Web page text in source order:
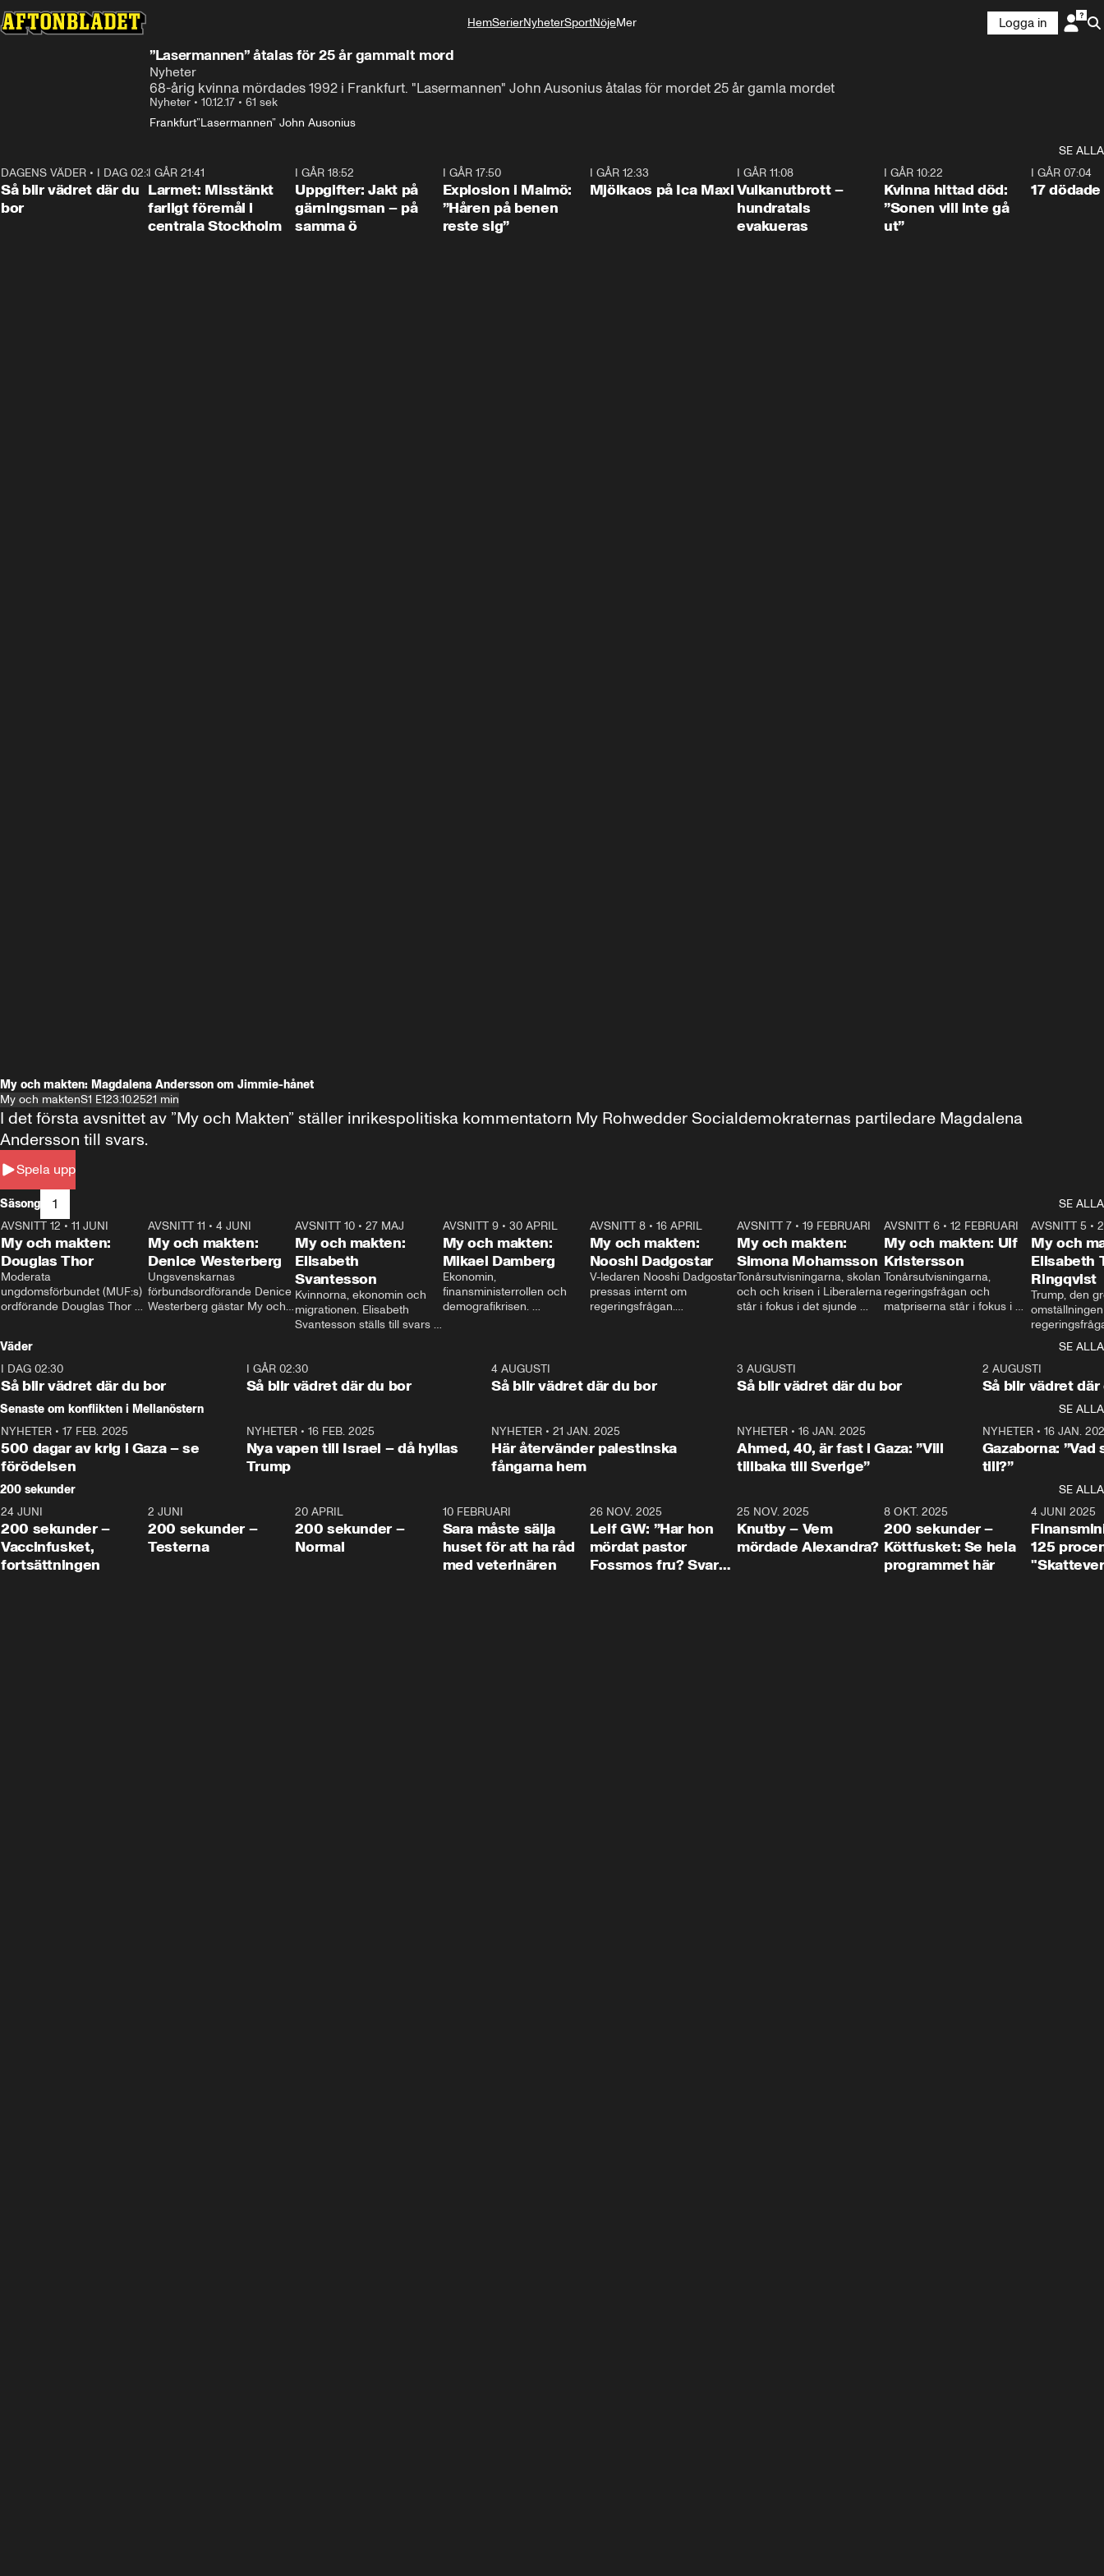
HemSerierNyheterSportNöjeMer
Logga in
”Lasermannen” åtalas för 25 år gammalt mord
Nyheter
68-årig kvinna mördades 1992 i Frankfurt. "Lasermannen" John Ausonius åtalas för mordet 25 år gamla mordet
Nyheter • 10.12.17 • 61 sek
Frankfurt”Lasermannen” John Ausonius
SE ALLA
1:06
DAGENS VÄDER • I DAG 02:30
Så blir vädret där du
bor
I GÅR 21:41
Larmet: Misstänkt
farligt föremål i
centrala Stockholm
I GÅR 18:52
Uppgifter: Jakt på
gärningsman – på
samma ö
I GÅR 17:50
Explosion i Malmö:
”Håren på benen
reste sig”
I GÅR 12:33
Mjölkaos på Ica Maxi
I GÅR 11:08
Vulkanutbrott –
hundratals
evakueras
I GÅR 10:22
Kvinna hittad död:
”Sonen vill inte gå
ut”
I GÅR 07:04
17
My och makten: Magdalena Andersson om Jimmie-hånet
My och maktenS1 E123.10.2521 min
Spela upp
I det första avsnittet av ”My och Makten” ställer inrikespolitiska kommentatorn My Rohwedder Socialdemokraternas partiledare Magdalena
Andersson till svars.
Säsong 1
SE ALLA
26:27
AVSNITT 12 • 11 JUNI
My och makten:
Douglas Thor
Moderata
ungdomsförbundet (MUF:s)
ordförande Douglas Thor
tonårsutvisningarna och hur
Moderaterna ska locka
väljare till valet i höst.
23:40
AVSNITT 11 •4 JUNI
My och makten:
Denice Westerberg
Ungsvenskarnas
förbundsordförande Denice
Westerberg gästar My och
AVSNITT 10 •27 MAJ
My och makten:
Elisabeth
Svantesson
Kvinnorna, ekonomin och
migrationen. Elisabeth
Svantesson ställs till svars
AVSNITT 9• 30 APRIL
My och makten:
Mikael Damberg
Ekonomin,
finansministerrollen och
demografikrisen.
och Makten.
AVSNITT 8• 16 APRIL
My och makten:
Nooshi Dadgostar
V-ledaren Nooshi Dadgostar
pressas internt om
regeringsfrågan.
– Vi ställer upp i val. Ska vi
vara med så sitter vi förstås
24:30
AVSNITT 7• 19 FEBRUARI
My och makten:
Simona Mohamsson
Tonårsutvisningarna, skolan
och och krisen i Liberalerna
står i fokus i det sjunde
kommentator My
Rohwedder ställer
utbildnings- och
Mohamsson till svars.
27:30
AVSNITT 6 •12 FEBRUARI
My och makten: Ulf
Kristersson
Tonårsutvisningarna,
regeringsfrågan och
matpriserna står i fokus i
Rohwedder ställer
statsminister Ulf Kristersson
AVSNITT 5 •
My och
Elisabeth
Ringqvist
Trump, den
centrum i
avsnittet av
Makten”. Se
Aftonbladets
Rohwedder
Thand Ring
Väder
SE ALLA
I DAG 02:30
Så blir vädret där du bor
1:06
I GÅR 02:30
Så blir vädret där du bor
4 AUGUSTI
Så blir vädret där du bor
3 AUGUSTI
Så blir vädret där du bor
2 AUGUSTI
Så blir vädret där
Senaste om konflikten i Mellanöstern
SE ALLA
NYHETER • 17 FEB. 2025
500 dagar av krig i Gaza – se
förödelsen
NYHETER• 16 FEB. 2025
Nya vapen till Israel – då hyllas
Trump
NYHETER •21 JAN. 2025
Här återvänder palestinska
fångarna hem
NYHETER• 16 JAN. 2025
Ahmed, 40, är fast i Gaza: ”Vill
tillbaka till Sverige”
NYHETER• 16 JAN.
Gazaborna:
till?”
200 sekunder
SE ALLA
5:00
24 JUNI
200 sekunder –
Vaccinfusket,
fortsättningen
4:23
2 JUNI
200 sekunder –
Testerna
20 APRIL
200 sekunder –
Normal
10 FEBRUARI
Sara måste sälja
huset för att ha råd
med veterinären
26 NOV. 2025
Leif GW: ”Har hon
mördat pastor
Fossmos fru? Svar
31:05
25 NOV. 2025
Knutby – Vem
mördade Alexandra?
4:29
8 OKT. 2025
200 sekunder –
Köttfusket: Se hela
programmet här
4 JUNI 2025
125